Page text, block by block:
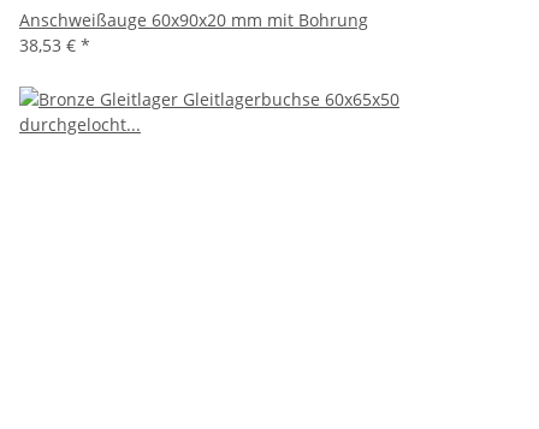
Anschweißauge 60x90x20 mm mit Bohrung
38,53 € *